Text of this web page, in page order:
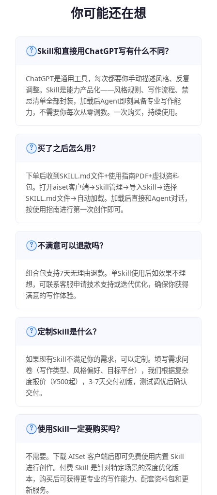
你可能还在想
Skill和直接用ChatGPT写有什么不同？
ChatGPT是通用工具，每次都要你手动描述风格、反复
调整。Skill是能力产品化——风格规则、写作流程、禁
忌清单全部封装，加载后Agent即刻具备专业写作能
力，不需要你每次从零调教。一次购买，持续使用。
买了之后怎么用？
下单后收到SKILL.md文件+使用指南PDF+虚拟资料
包。打开aiset客户端→Skill管理→导入Skill→选择
SKILL.md文件→自动加载。加载后直接和Agent对话，
按使用指南进行第一次创作即可。
不满意可以退款吗？
组合包支持7天无理由退款。单Skill使用后如效果不理
想，可联系客服申请技术支持或迭代优化，确保你获得
满意的写作体验。
定制Skill是什么？
如果现有Skill不满足你的需求，可以定制。填写需求问
卷（写作类型、风格偏好、目标平台），我们根据复杂
度报价（¥500起），3-7天交付初版，测试调优后确认
交付。
使用Skill一定要购买吗？
不需要。下载 AISet 客户端后即可免费使用内置 Skill
进行创作。付费 Skill 是针对特定场景的深度优化版
本，购买后可获得更专业的写作能力、配套资料包和更
新服务。